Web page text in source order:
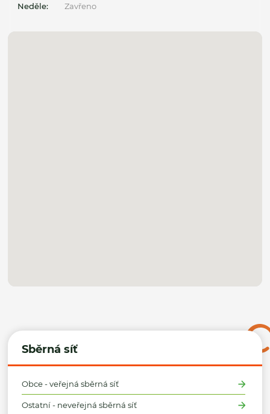
Sběrná síť
Obce - veřejná sběrná síť
Ostatní - neveřejná sběrná síť
Neděle: Zavřeno